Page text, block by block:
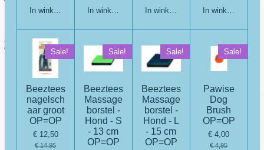
In winkelwagen In winkelwagen In winkelwagen In winkelwagen
Sale!
Beeztees
nagelsch
aar groot
OP=OP
€ 12,50
€ 14,95
Sale!
Beeztees
Massage
borstel -
Hond - S
- 13 cm
OP=OP
Sale!
Beeztees
Massage
borstel -
Hond - L
- 15 cm
OP=OP
Sale!
Pawise
Dog
Brush
OP=OP
€ 4,00
€ 4,95